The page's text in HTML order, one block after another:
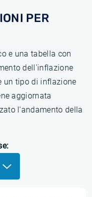
PER
e una tabella con
dell'inflazione
un tipo di inflazione
aggiornata
l'andamento della